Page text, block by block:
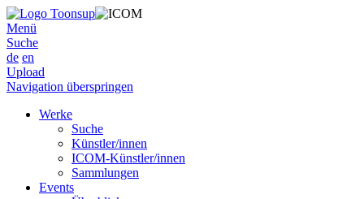
Menü
Suche
de en
Upload
Navigation überspringen
Werke
Suche
Künstler/innen
ICOM-Künstler/innen
Sammlungen
Events